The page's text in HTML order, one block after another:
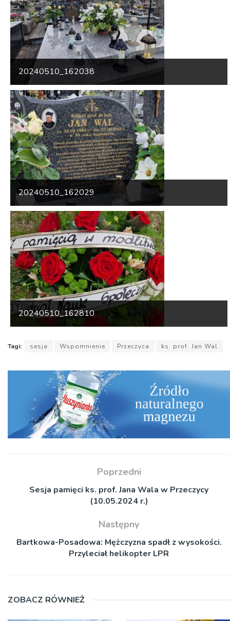
20240510_162038
20240510_162029
20240510_162810
Tagi: sesja Wspomnienie Przeczyca ks. prof. Jan Wal
Poprzedni
Sesja pamięci ks. prof. Jana Wala w Przeczycy
(10.05.2024 r.)
Następny
Bartkowa-Posadowa: Mężczyzna spadł z wysokości.
Przyleciał helikopter LPR
ZOBACZ RÓWNIEŻ